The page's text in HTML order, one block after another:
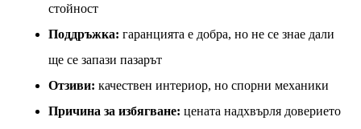
стойност
Поддръжка: гаранцията е добра, но не се знае дали
ще се запази пазарът
Отзиви: качествен интериор, но спорни механики
Причина за избягване: цената надхвърля доверието